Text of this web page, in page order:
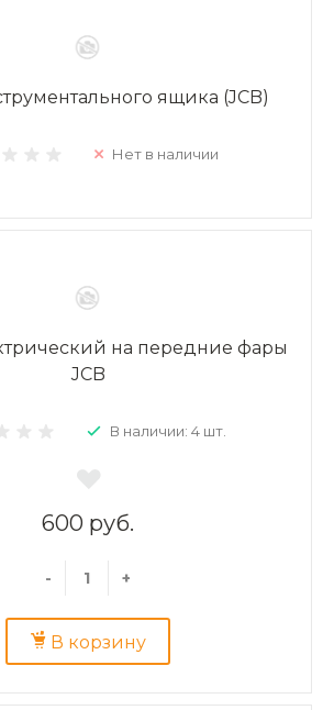
ящика (JCB)
Нет в наличии
на передние фары
JCB
В наличии: 4 шт.
600 руб.
- +
В корзину